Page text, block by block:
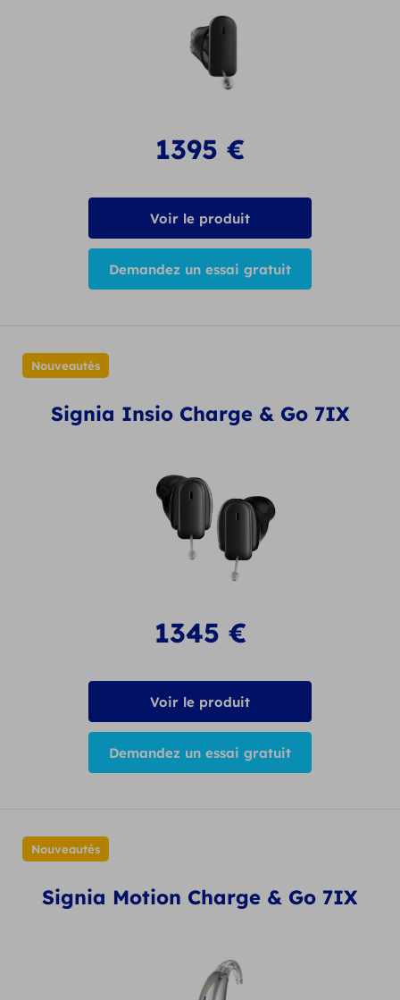
1395 €
Voir le produit
Demandez un essai gratuit
Nouveautés
Signia Insio Charge & Go 7IX
1345 €
Voir le produit
Demandez un essai gratuit
Nouveautés
Signia Motion Charge & Go 7IX